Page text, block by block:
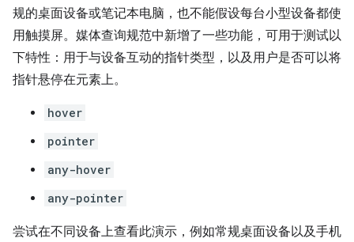
规的桌面设备或笔记本电脑，也不能假设每台小型设备都使
用触摸屏。媒体查询规范中新增了一些功能，可用于测试以
下特性：用于与设备互动的指针类型，以及用户是否可以将
指针悬停在元素上。
hover
pointer
any-hover
any-pointer
尝试在不同设备上查看此演示，例如常规桌面设备以及手机